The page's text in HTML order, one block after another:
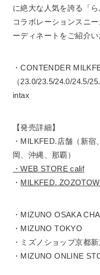
に絶大な人気を誇る「ら
コラボレーションスニ
ーディネートをご紹介
・CONTENDER
（23.0/23.5/24.0/24.5/
intax
【発売詳細】
・MILKFED.店舗（新
岡、沖縄、那覇）
・WEB STORE calif
・ MILKFED.
・MIZUNO OSAKA
・MIZUNO TOKYO
・ミズノショップ京都
・MIZUNO ONLINE